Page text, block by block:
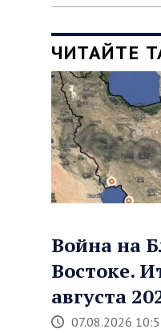
ЧИТАЙТЕ
Война на
Востоке.
августа
07.08.2026